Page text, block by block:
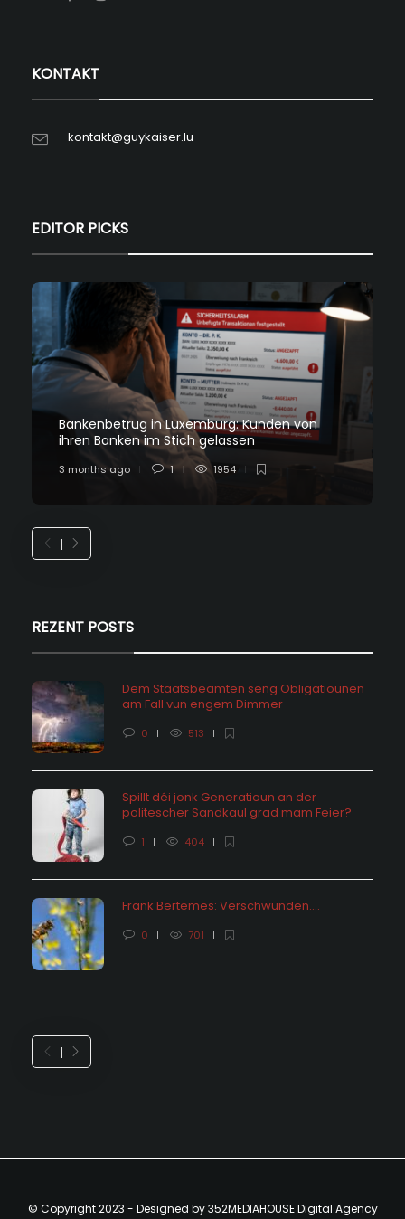
KONTAKT
kontakt@guykaiser.lu
EDITOR PICKS
Bankenbetrug in Luxemburg: Kunden von
ihren Banken im Stich gelassen
3 months ago 1 1954
REZENT POSTS
Dem Staatsbeamten seng Obligatiounen
am Fall vun engem Dimmer
0 513
Spillt déi jonk Generatioun an der
politescher Sandkaul grad mam Feier?
1 404
Frank Bertemes: Verschwunden….
0 701
© Copyright 2023 - Designed by 352MEDIAHOUSE Digital Agency